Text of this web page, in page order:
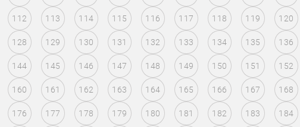
112 113 114 115 116 117 118 119 120
128 129 130 131 132 133 134 135 136
144 145 146 147 148 149 150 151 152
160 161 162 163 164 165 166 167 168
176 177 178 179 180 181 182 183 184